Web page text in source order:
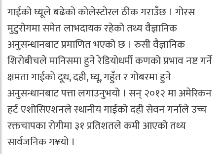
गाईको घ्यूले बढेको कोलेस्टोरल ठीक गराउँछ । गोरस
मुटुरोगमा समेत लाभदायक रहेको तथ्य वैज्ञानिक
अनुसन्धानबाट प्रमाणित भएको छ । रुसी वैज्ञानिक
शिरोबीचले मानिसमा हुने रेडियोधर्मी कणको प्रभाव नष्ट गर्ने
क्षमता गाईको दूध, दही, घ्यू, गहुँत र गोबरमा हुने
अनुसन्धानबाट पत्ता लगाउनुभयो । सन् २०१२ मा अमेरिकन
हर्ट एशोसिएशनले स्थानीय गाईको दही सेवन गर्नाले उच्च
रक्तचापका रोगीमा ३१ प्रतिशतले कमी आएको तथ्य
सार्वजनिक ग¥यो ।